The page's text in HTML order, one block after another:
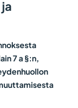
7 a §:n,